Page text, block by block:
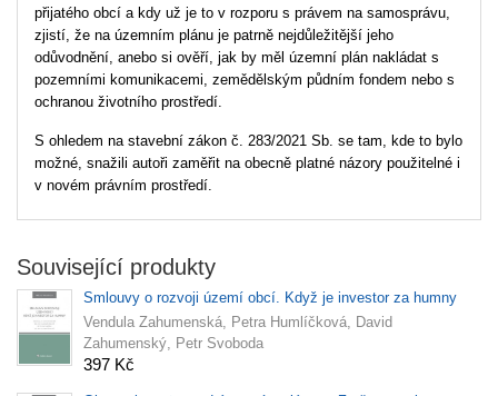
přijatého obcí a kdy už je to v rozporu s právem na samosprávu,
zjistí, že na územním plánu je patrně nejdůležitější jeho
odůvodnění, anebo si ověří, jak by měl územní plán nakládat s
pozemními komunikacemi, zemědělským půdním fondem nebo s
ochranou životního prostředí.
S ohledem na stavební zákon č. 283/2021 Sb. se tam, kde to bylo
možné, snažili autoři zaměřit na obecně platné názory použitelné i
v novém právním prostředí.
Související produkty
Smlouvy o rozvoji území obcí. Když je investor za humny
Vendula Zahumenská, Petra Humlíčková, David
Zahumenský, Petr Svoboda
397 Kč